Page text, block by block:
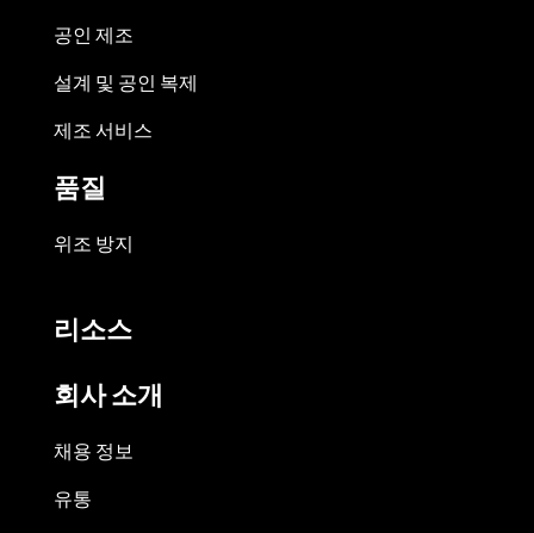
공인 제조
설계 및 공인 복제
제조 서비스
품질
위조 방지
리소스
회사 소개
채용 정보
유통